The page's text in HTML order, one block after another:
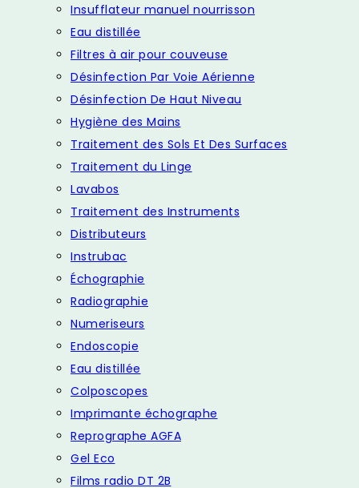
Insufflateur manuel nourrisson
Eau distillée
Filtres à air pour couveuse
Désinfection Par Voie Aérienne
Désinfection De Haut Niveau
Hygiène des Mains
Traitement des Sols Et Des Surfaces
Traitement du Linge
Lavabos
Traitement des Instruments
Distributeurs
Instrubac
Échographie
Radiographie
Numeriseurs
Endoscopie
Eau distillée
Colposcopes
Imprimante échographe
Reprographe AGFA
Gel Eco
Films radio DT 2B